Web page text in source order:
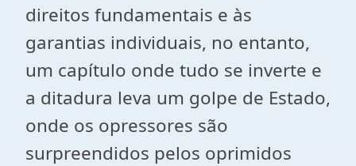
direitos fundamentais e às
garantias individuais, no entanto,
um capítulo onde tudo se inverte e
a ditadura leva um golpe de Estado,
onde os opressores são
surpreendidos pelos oprimidos